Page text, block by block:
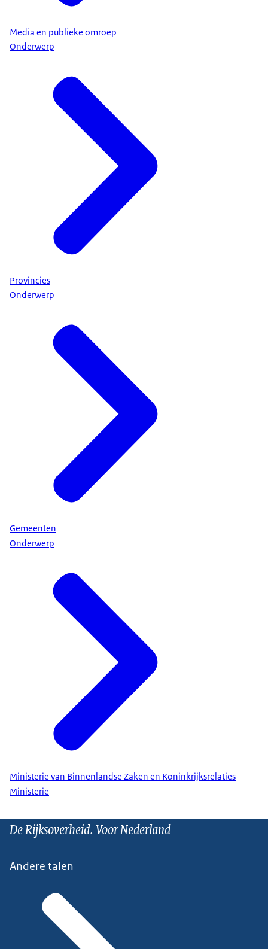
Media en publieke omroep
Onderwerp
Provincies
Onderwerp
Gemeenten
Onderwerp
Ministerie van Binnenlandse Zaken en Koninkrijksrelaties
Ministerie
De Rijksoverheid. Voor Nederland
Andere talen